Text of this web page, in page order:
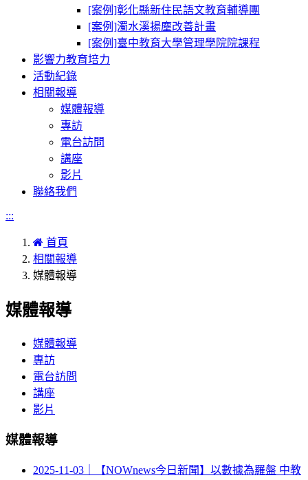
[案例]彰化縣新住民語文教育輔導團
[案例]濁水溪揚塵改善計畫
[案例]臺中教育大學管理學院院課程
影響力教育培力
活動紀錄
相關報導
媒體報導
專訪
電台訪問
講座
影片
聯絡我們
:::
首頁
相關報導
媒體報導
媒體報導
媒體報導
專訪
電台訪問
講座
影片
媒體報導
2025-11-03｜【NOWnews今日新聞】以數據為羅盤 中教